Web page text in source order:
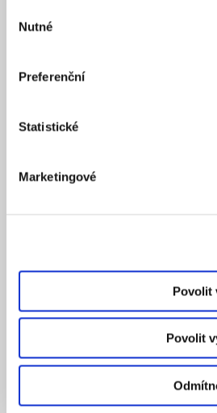
souhlasu
Nutné
Preferenční
Statistické
Marketingové
Povolit
Povolit